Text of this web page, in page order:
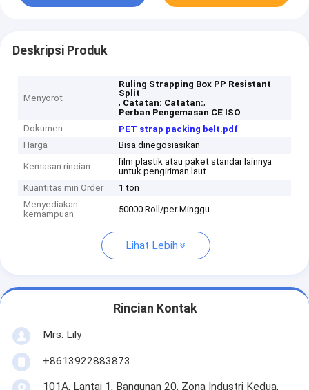
Deskripsi Produk
Menyorot
Ruling Strapping Box PP Resistant
Split
, Catatan: Catatan:,
Perban Pengemasan CE ISO
Dokumen
PET strap packing belt.pdf
Harga
Bisa dinegosiasikan
Kemasan rincian
film plastik atau paket standar lainnya
untuk pengiriman laut
Kuantitas min Order
1 ton
Menyediakan
kemampuan
50000 Roll/per Minggu
Lihat Lebih
Rincian Kontak
Mrs. Lily
+8613922883873
101A, Lantai 1, Bangunan 20, Zona Industri Kedua,